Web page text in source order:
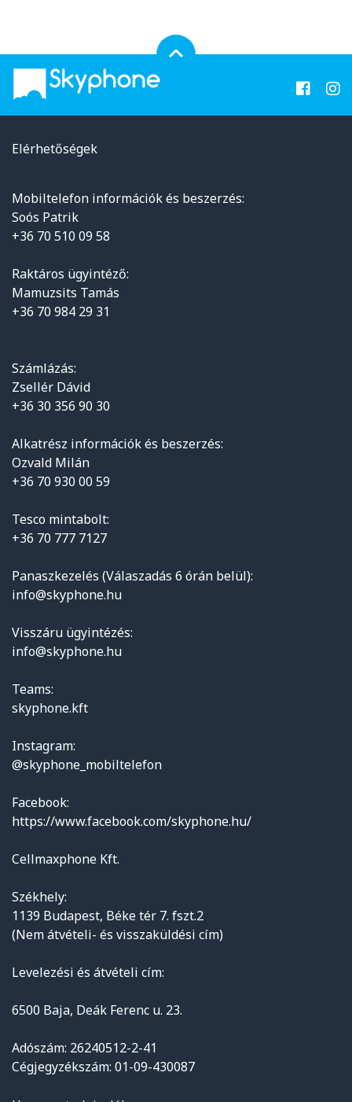
Elérhetőségek
Mobiltelefon információk és beszerzés:
Soós Patrik
+36 70 510 09 58
Raktáros ügyintéző:
Mamuzsits Tamás
+36 70 984 29 31
Számlázás:
Zsellér Dávid
+36 30 356 90 30
Alkatrész információk és beszerzés:
Ozvald Milán
+36 70 930 00 59
Tesco mintabolt:
+36 70 777 7127
Panaszkezelés (Válaszadás 6 órán belül):
info@skyphone.hu
Visszáru ügyintézés:
info@skyphone.hu
Teams:
skyphone.kft
Instagram:
@skyphone_mobiltelefon
Facebook:
https://www.facebook.com/skyphone.hu/
Cellmaxphone Kft.
Székhely:
1139 Budapest, Béke tér 7. fszt.2
(Nem átvételi- és visszaküldési cím)
Levelezési és átvételi cím:
6500 Baja, Deák Ferenc u. 23.
Adószám: 26240512-2-41
Cégjegyzékszám: 01-09-430087